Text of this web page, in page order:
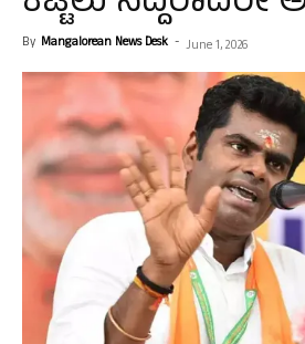
By Mangalorean News Desk - June 1, 2026